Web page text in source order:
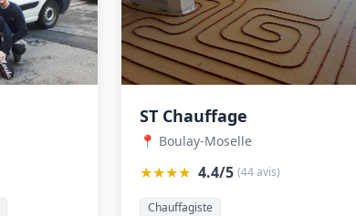
ST Chauffage
📍 Boulay-Moselle
★★★★ 4.4/5 (44 avis)
Chauffagiste